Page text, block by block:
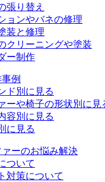
張り替え
ョンやバネの修理
装と修理
クリーニングや塗装
ー制作
例
ド別に見る
ーや椅子の形状別に見
容別に見る
に見る
ーのお悩み解決
ついて
対策について